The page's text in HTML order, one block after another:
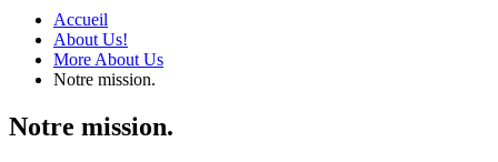
Accueil
About Us!
More About Us
Notre mission.
Notre mission.